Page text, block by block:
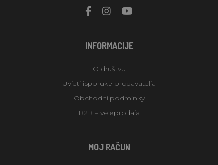
INFORMACIJE
O društvu
Uvjeti isporuke prodavatelja
Obchodní podmínky
B2B – veleprodaja
MOJ RAČUN